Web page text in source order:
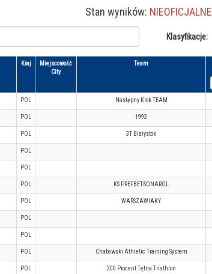
Stan wyników: NIEOFICJALNE
Klasyfikacje:
Kraj
Miejscowość
City
Team
POL Następny Krok TEAM
POL 1992
POL 3T Białystok
POL
POL
POL KS PREFBET-SONAROL
POL WARSZAWIAKY
POL
POL
POL Chabowski Athletic Training System
POL 200 Procent Tętna Triathlon